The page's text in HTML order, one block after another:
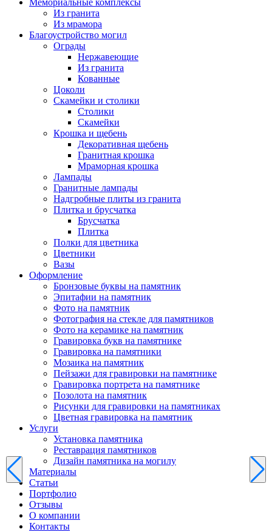
Мемориальные комплексы
Из гранита
Из мрамора
Благоустройство могил
Ограды
Нержавеющие
Из гранита
Кованные
Цоколи
Скамейки и столики
Столики
Скамейки
Крошка и щебень
Декоративная щебень
Гранитная крошка
Мраморная крошка
Лампады
Гранитные лампады
Надгробные плиты из гранита
Плитка и брусчатка
Брусчатка
Плитка
Полки для цветника
Цветники
Вазы
Оформление
Бронзовые буквы на памятник
Эпитафии на памятник
Фото на памятник
Фотография на стекле для памятников
Фото на керамике на памятник
Гравировка букв на памятнике
Гравировка на памятники
Мозаика на памятник
Пейзажи для гравировки на памятнике
Гравировка портрета на памятнике
Позолота на памятник
Рисунки для гравировки на памятниках
Цветная гравировка на памятник
Услуги
Установка памятника
Реставрация памятников
Дизайн памятника на могилу
Материалы
Статьи
Портфолио
Отзывы
О компании
Контакты